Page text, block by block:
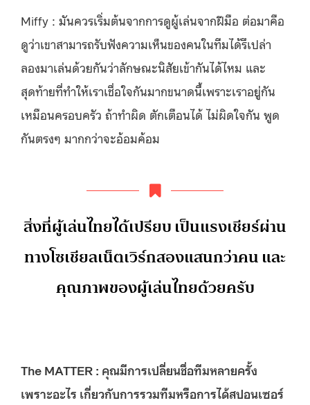
Miffy : มันควรเริ่มต้นจากการดูผู้เล่นจากฝีมือ ต่อมาคือ
ดูว่าเขาสามารถรับฟังความเห็นของคนในทีมได้รึเปล่า
ลองมาเล่นด้วยกันว่าลักษณะนิสัยเข้ากันได้ไหม และ
สุดท้ายที่ทำให้เราเชื่อใจกันมากขนาดนี้เพราะเราอยู่กัน
เหมือนครอบครัว ถ้าทำผิด ตักเตือนได้ ไม่ผิดใจกัน พูด
กันตรงๆ มากกว่าจะอ้อมค้อม
สิ่งที่ผู้เล่นไทยได้เปรียบ เป็นแรงเชียร์ผ่าน
ทางโซเชียลเน็ตเวิร์กสองแสนกว่าคน และ
คุณภาพของผู้เล่นไทยด้วยครับ
The MATTER : คุณมีการเปลี่ยนชื่อทีมหลายครั้ง
เพราะอะไร เกี่ยวกับการรวมทีมหรือการได้สปอนเซอร์